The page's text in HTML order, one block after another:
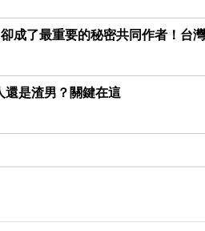
成了最重要的秘密共同作者！台
還是渣男？關鍵在這